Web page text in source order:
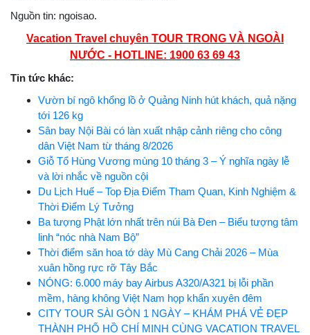
Nguồn tin: ngoisao.
Vacation Travel chuyên TOUR TRONG VÀ NGOÀI
NƯỚC - HOTLINE: 1900 63 69 43
Tin tức khác:
Vườn bí ngô khổng lồ ở Quảng Ninh hút khách, quả nặng
tới 126 kg
Sân bay Nội Bài có làn xuất nhập cảnh riêng cho công
dân Việt Nam từ tháng 8/2026
Giỗ Tổ Hùng Vương mùng 10 tháng 3 – Ý nghĩa ngày lễ
và lời nhắc về nguồn cội
Du Lịch Huế – Top Địa Điểm Tham Quan, Kinh Nghiệm &
Thời Điểm Lý Tưởng
Ba tượng Phật lớn nhất trên núi Bà Đen – Biểu tượng tâm
linh “nóc nhà Nam Bộ”
Thời điểm săn hoa tớ dày Mù Cang Chải 2026 – Mùa
xuân hồng rực rỡ Tây Bắc
NÓNG: 6.000 máy bay Airbus A320/A321 bị lỗi phần
mềm, hàng không Việt Nam họp khẩn xuyên đêm
CITY TOUR SÀI GÒN 1 NGÀY – KHÁM PHÁ VẺ ĐẸP
THÀNH PHỐ HỒ CHÍ MINH CÙNG VACATION TRAVEL